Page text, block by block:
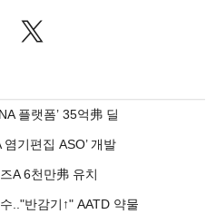
트위
터로
플랫폼’ 35억弗 딜
기편집 ASO’ 개발
A 6천만弗 유치
.."반감기↑" AATD 약물